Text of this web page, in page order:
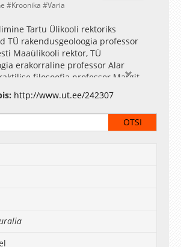
Kroonika Varia
Tartu Ülikooli rektoriks
TÜ rakendusgeoloogia professor
Maaülikooli rektor, TÜ
erakorraline professor Alar
filosoofia professor Margit
Ülikooli rektori valimiskomisjoni
ning TÜ kuratooriumi
kardioloogia professor Jaan
poliitika professor Vello Pettai,
üliõpilane Peep Käiss.
http://www.ut.ee/242307